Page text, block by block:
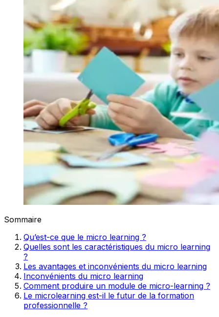
Sommaire
Qu’est-ce que le micro learning ?
Quelles sont les caractéristiques du micro learning
?
Les avantages et inconvénients du micro learning
Inconvénients du micro learning
Comment produire un module de micro-learning ?
Le microlearning est-il le futur de la formation
professionnelle ?